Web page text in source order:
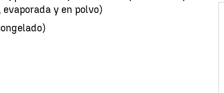
y en polvo)